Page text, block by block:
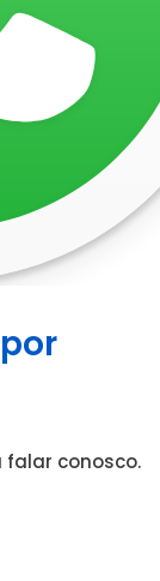
falar conosco.